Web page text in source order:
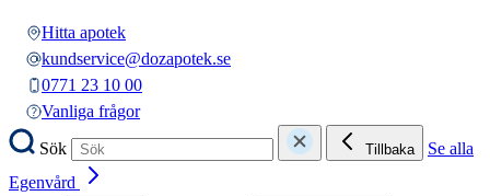
Hitta apotek
kundservice@dozapotek.se
0771 23 10 00
Vanliga frågor
Sök
Tillbaka
Se alla
Egenvård